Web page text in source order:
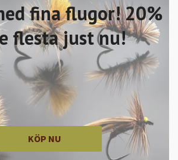
fina flugor! 20%
flesta just nu!
KÖP NU